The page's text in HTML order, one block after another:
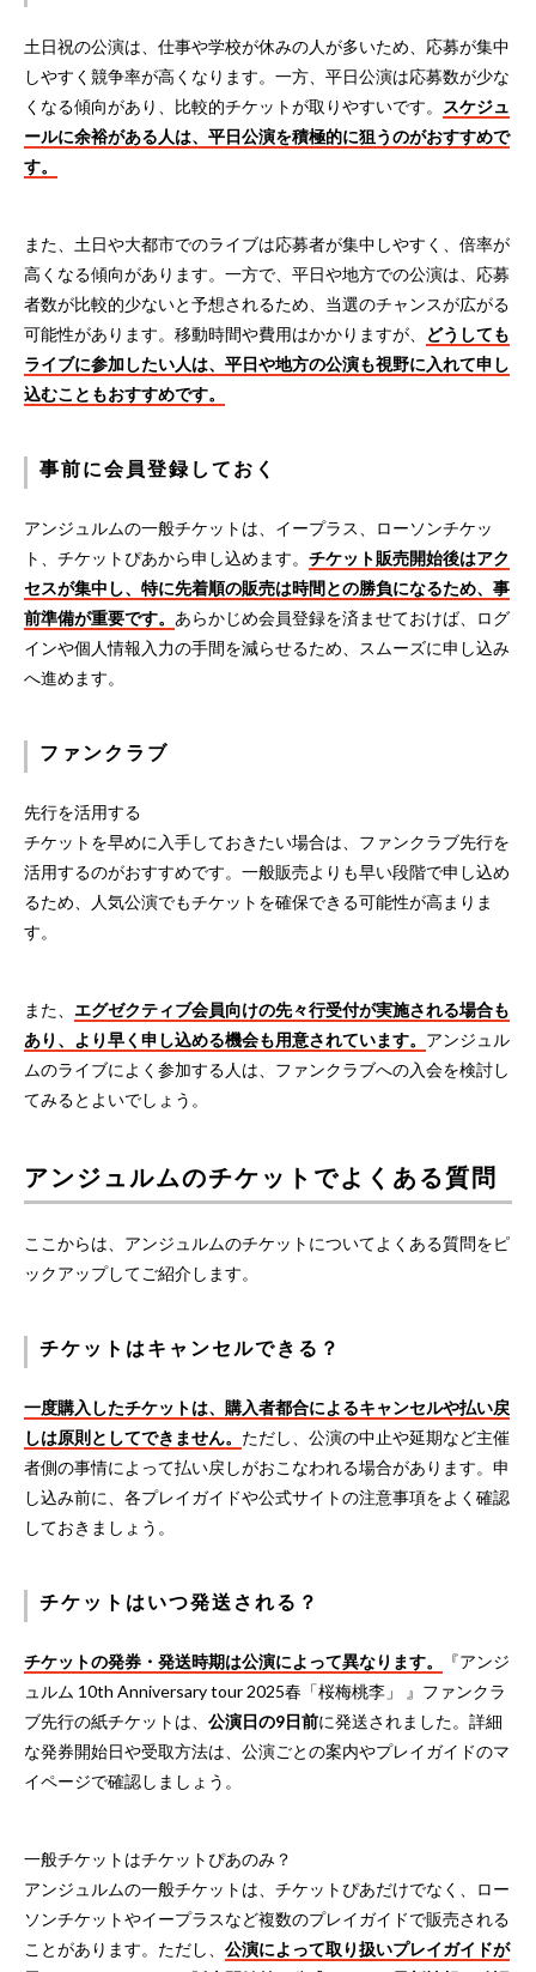
土日祝の公演は、仕事や学校が休みの人が多いため、応募が集中
しやすく競争率が高くなります。一方、平日公演は応募数が少な
くなる傾向があり、比較的チケットが取りやすいです。
スケジュ
ールに余裕がある人は、平日公演を積極的に狙うのがおすすめで
す。
また、土日や大都市でのライブは応募者が集中しやすく、倍率が
高くなる傾向があります。一方で、平日や地方での公演は、応募
者数が比較的少ないと予想されるため、当選のチャンスが広がる
可能性があります。移動時間や費用はかかりますが、
どうしても
ライブに参加したい人は、平日や地方の公演も視野に入れて申し
込むこともおすすめです。
事前に会員登録しておく
アンジュルムの一般チケットは、イープラス、ローソンチケッ
ト、チケットぴあから申し込めます。 チケット販売開始後はアク
セスが集中し、特に先着順の販売は時間との勝負になるため、事
前準備が重要です。 あらかじめ会員登録を済ませておけば、ログ
インや個人情報入力の手間を減らせるため、スムーズに申し込み
へ進めます。
ファンクラブ
先行を活用する
チケットを早めに入手しておきたい場合は、ファンクラブ先行を
活用するのがおすすめです。一般販売よりも早い段階で申し込め
るため、人気公演でもチケットを確保できる可能性が高まりま
す。
また、 エグゼクティブ会員向けの先々行受付が実施される場合も
あり、より早く申し込める機会も用意されています。 アンジュル
ムのライブによく参加する人は、ファンクラブへの入会を検討し
てみるとよいでしょう。
アンジュルムのチケットでよくある質問
ここからは、アンジュルムのチケットについてよくある質問をピ
ックアップしてご紹介します。
チケットはキャンセルできる？
一度購入したチケットは、購入者都合によるキャンセルや払い戻
しは原則としてできません。 ただし、公演の中止や延期など主催
者側の事情によって払い戻しがおこなわれる場合があります。申
し込み前に、各プレイガイドや公式サイトの注意事項をよく確認
しておきましょう。
チケットはいつ発送される？
チケットの発券・発送時期は公演によって異なります。
『アンジ
ュルム 10th Anniversary tour 2025春「桜梅桃李」 』ファンクラ
ブ先行の紙チケットは、 公演日の9日前に発送されました。詳細
な発券開始日や受取方法は、公演ごとの案内やプレイガイドのマ
イページで確認しましょう。
一般チケットはチケットぴあのみ？
アンジュルムの一般チケットは、チケットぴあだけでなく、ロー
ソンチケットやイープラスなど複数のプレイガイドで販売される
ことがあります。ただし、 公演によって取り扱いプレイガイドが